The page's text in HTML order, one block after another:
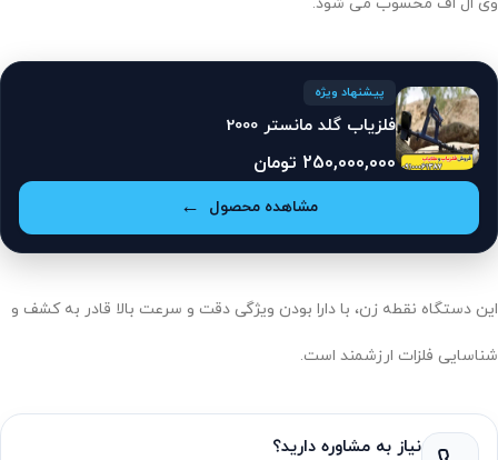
پیشنهاد ویژه
فلزیاب گلد مانستر 2000
250,000,000 تومان
مشاهده محصول
این دستگاه نقطه زن، با دارا بودن ویژگی دقت و سرعت بالا قادر به کشف و
شناسایی فلزات ارزشمند است.
نیاز به مشاوره دارید؟